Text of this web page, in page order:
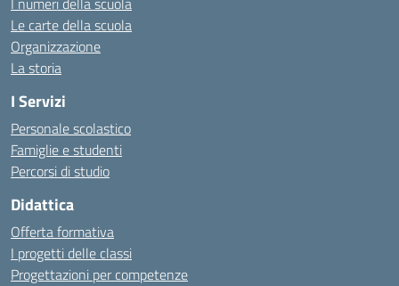
Le carte della scuola
Organizzazione
La storia
I Servizi
Personale scolastico
Famiglie e studenti
Percorsi di studio
Didattica
Offerta formativa
I progetti delle classi
Progettazioni per competenze